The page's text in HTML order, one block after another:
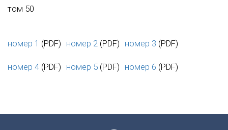
том 50
номер 1 (PDF) номер 2 (PDF) номер 3 (PDF)
номер 4 (PDF) номер 5 (PDF) номер 6 (PDF)